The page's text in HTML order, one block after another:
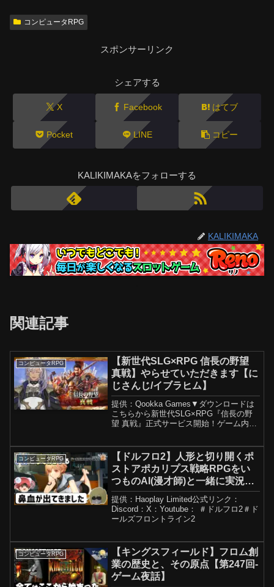
コンピュータRPG
スポンサーリンク
シェアする
X Facebook はてブ
Pocket LINE コピー
KALIKIMAKAをフォローする
KALIKIMAKA
関連記事
コンピュータRPG
【新世代SLG×RPG 信長の野望
真戦】やらせていただきます【に
じさんじ/イブラヒム】
提供：Qookka Games▼ダウンロードは
こちらから新世代SLG×RPG『信長の野
望 真戦』正式サービス開始！ゲーム内の
（ドラマ）が交わる、新戦国時代へ ！
▼『信...
コンピュータRPG
【ドルフロ2】人形と切り開くポ
ストアポカリプス戦略RPGをい
つものAI(漫才師)と一緒に実況し
てみた【ドールズフロントライン
2：エクシリウム AI実況】
提供：Haoplay Limited公式リンク：
Discord：X：Youtube： ＃ドルフロ2＃ド
ールズフロントライン2
コンピュータRPG
【キングスフィールド】フロム創
業の歴史と、その原点【第247回-
ゲーム夜話】